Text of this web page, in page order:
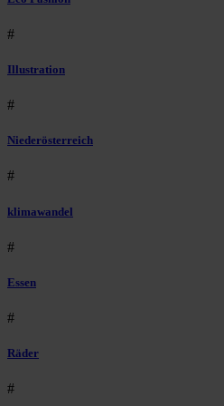
#
Illustration
#
Niederösterreich
#
klimawandel
#
Essen
#
Räder
#